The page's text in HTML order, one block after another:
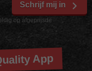
op afgeprijsde
Schrijf mij in
App